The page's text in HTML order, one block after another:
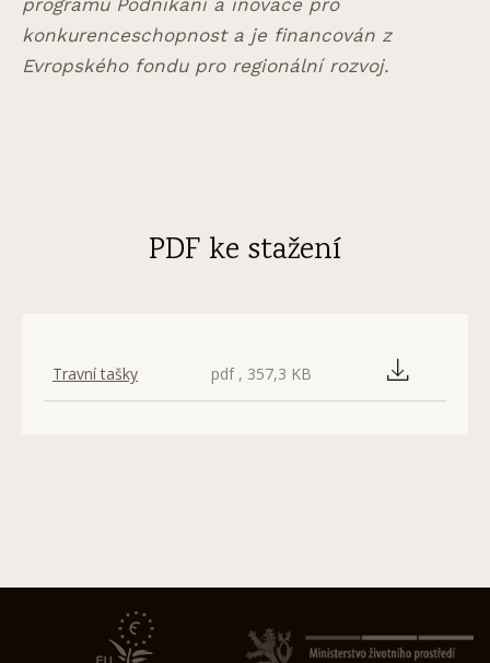
programu Podnikání a inovace pro
konkurenceschopnost a je financován z
Evropského fondu pro regionální rozvoj.
PDF ke stažení
Travní tašky pdf , 357,3 KB